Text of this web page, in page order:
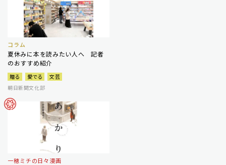
コラム
夏休みに本を読みたい人へ 記者
のおすすめ紹介
贈る 愛でる
文芸
朝日新聞文化部
一穂ミチの日々漫画